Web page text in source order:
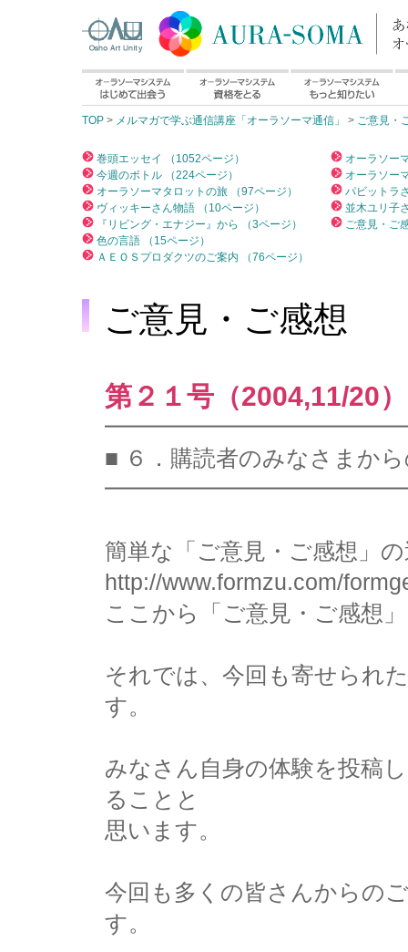
TOP > メルマガで学ぶ通信講座「オーラソーマ通信」 > ご意見・
巻頭エッセイ （1052ページ）
今週のボトル （224ページ）
オーラソーマタロットの旅 （97ページ）
ヴィッキーさん物語 （10ページ）
『リビング・エナジー』から （3ページ）
色の言語 （15ページ）
ＡＥＯＳプロダクツのご案内 （76ページ）
オーラソー
オーラソー
パビットラ
並木ユリ子
ご意見・ご
ご意見・ご感想
第２１号（2004,11/20）
■ ６．購読者のみなさまか
簡単な「ご意見・ご感想」
http://www.formzu.com/
ここから「ご意見・ご感想
それでは、今回も寄せられ
す。
みなさん自身の体験を投稿
ることと
思います。
今回も多くの皆さんからの
す。